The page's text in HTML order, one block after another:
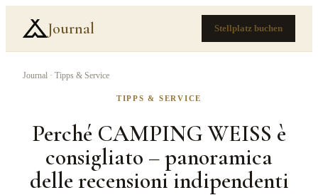
Journal Stellplatz buchen
Journal · Tipps & Service
TIPPS & SERVICE
Perché CAMPING WEISS è
consigliato – panoramica
delle recensioni indipendenti